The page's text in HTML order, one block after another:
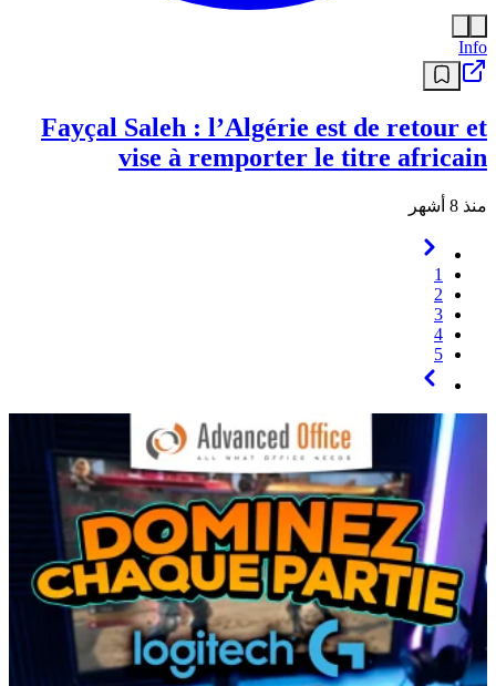
Info
Fayçal Saleh : l’Algérie est de retour et
vise à remporter le titre africain
منذ 8 أشهر
1
2
3
4
5